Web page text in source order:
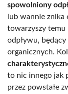
spowolniony
lub wannie
towarzyszy temu
odpływu,
organicznych.
to nic innego jak
przez powstałe